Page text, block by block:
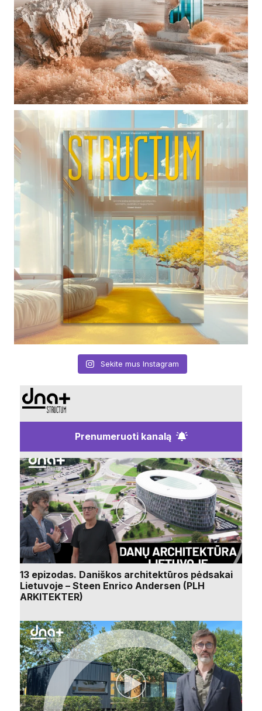
Sekite mus Instagram
Prenumeruoti kanalą
13 epizodas. Daniškos architektūros pėdsakai
Lietuvoje – Steen Enrico Andersen (PLH
ARKITEKTER)